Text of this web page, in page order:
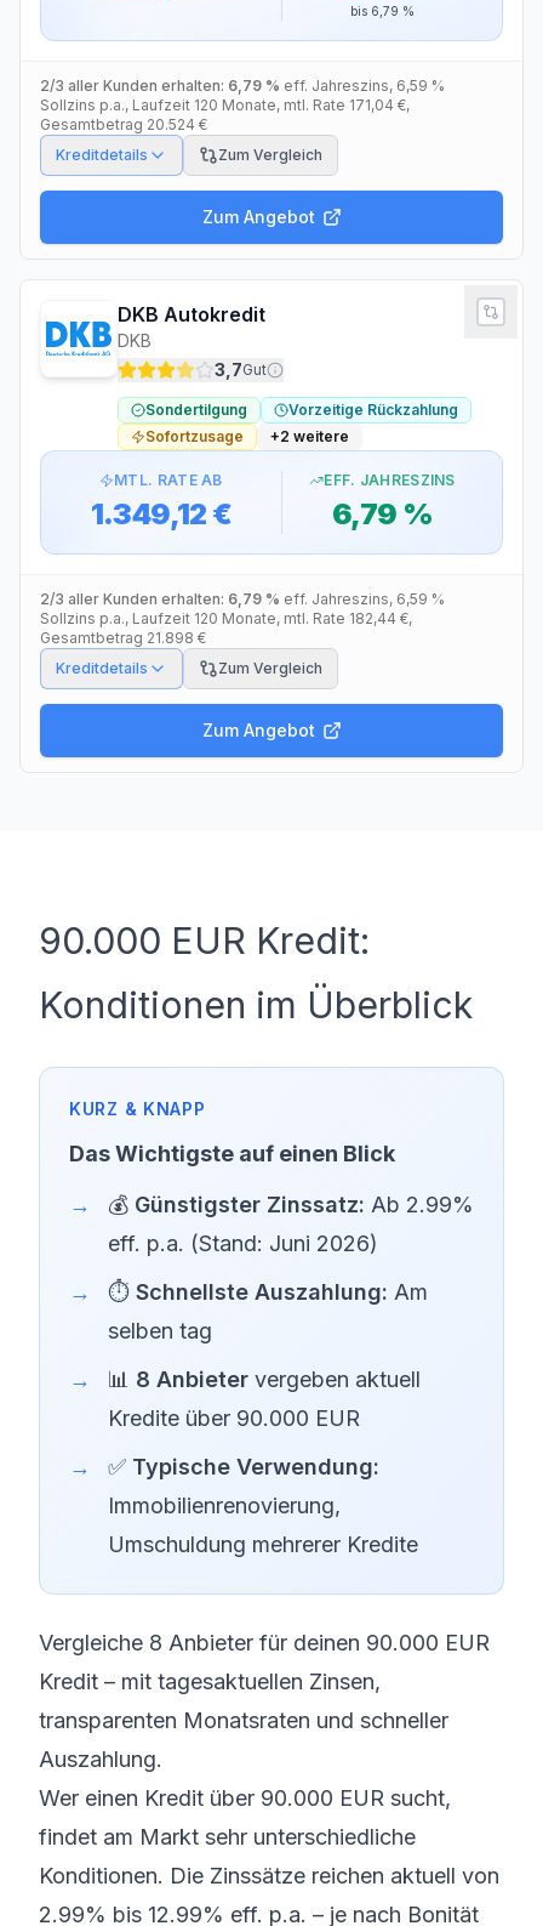
bis 6,79 %
2/3 aller Kunden erhalten: 6,79 % eff. Jahreszins, 6,59 %
Sollzins p.a., Laufzeit 120 Monate, mtl. Rate 171,04 €,
Gesamtbetrag 20.524 €
Kreditdetails
Zum Vergleich
Zum Angebot
DKB Autokredit
DKB
3,7Gut
Sondertilgung
Vorzeitige Rückzahlung
Sofortzusage
+2 weitere
MTL. RATE AB
1.349,12 €
EFF. JAHRESZINS
6,79 %
2/3 aller Kunden erhalten: 6,79 % eff. Jahreszins, 6,59 %
Sollzins p.a., Laufzeit 120 Monate, mtl. Rate 182,44 €,
Gesamtbetrag 21.898 €
Kreditdetails
Zum Vergleich
Zum Angebot
90.000 EUR Kredit:
Konditionen im Überblick
Das Wichtigste auf einen Blick
💰 Günstigster Zinssatz: Ab 2.99%
eff. p.a. (Stand: Juni 2026)
⏱️ Schnellste Auszahlung: Am
selben tag
📊 8 Anbieter vergeben aktuell
Kredite über 90.000 EUR
✅ Typische Verwendung:
Immobilienrenovierung,
Umschuldung mehrerer Kredite
Vergleiche 8 Anbieter für deinen 90.000 EUR
Kredit – mit tagesaktuellen Zinsen,
transparenten Monatsraten und schneller
Auszahlung.
Wer einen Kredit über 90.000 EUR sucht,
findet am Markt sehr unterschiedliche
Konditionen. Die Zinssätze reichen aktuell von
2.99% bis 12.99% eff. p.a. – je nach Bonität